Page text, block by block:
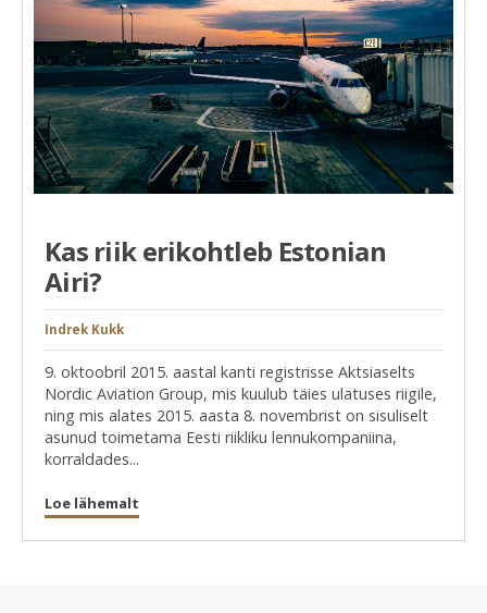
Kas riik erikohtleb Estonian
Airi?
Indrek Kukk
9. oktoobril 2015. aastal kanti registrisse Aktsiaselts
Nordic Aviation Group, mis kuulub täies ulatuses riigile,
ning mis alates 2015. aasta 8. novembrist on sisuliselt
asunud toimetama Eesti riikliku lennukompaniina,
korraldades...
Loe lähemalt